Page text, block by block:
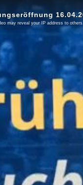
may reveal your IP address to others.